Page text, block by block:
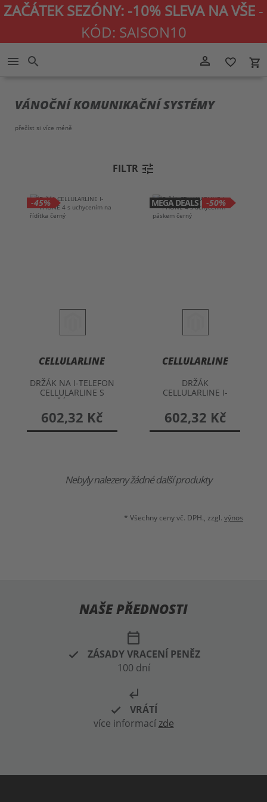
ZAČÁTEK SEZÓNY: -10% SLEVA NA VŠE -
KÓD: SAISON10
person_outline favorite_border local_grocery_store
menu search
VÁNOČNÍ KOMUNIKAČNÍ SYSTÉMY
přečíst si více méně
-45%
CELLULARLINE
DRŽÁK NA I-TELEFON
CELLULARLINE S
DRŽÁKEM NA
ŘÍDÍTKA
602,32 Kč
MEGA DEALS -50%
CELLULARLINE
DRŽÁK
CELLULARLINE I-
PŘIPOJENÍM NA
POPRUH
602,32 Kč
Nebyly nalezeny žádné další produkty
* Všechny ceny vč. DPH., zzgl. výnos
FILTR tune
NAŠE PŘEDNOSTI
calendar_today
ZÁSADY VRACENÍ PENĚZ
100 dní
subdirectory_arrow_left
VRÁTÍ
více informacízde